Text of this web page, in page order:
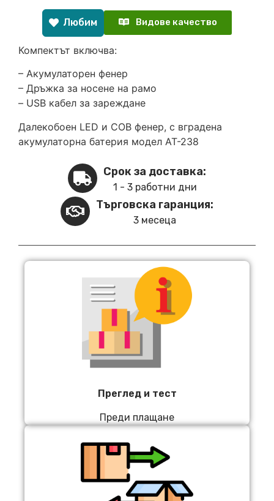
Любим Видове качество
Компектът включва:
– Акумулаторен фенер
– Дръжка за носене на рамо
– USB кабел за зареждане
Далекобоен LED и COB фенер, с вградена
акумулаторна батерия модел AT-238
Срок за доставка:
1 - 3 работни дни
Търговска гаранция:
3 месеца
Преглед и тест
Преди плащане